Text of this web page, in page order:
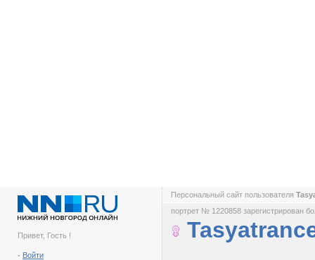
Привет, Гость !
- Войти
Персональный сайт пользователя
портрет № 1220858 зарегистрирован